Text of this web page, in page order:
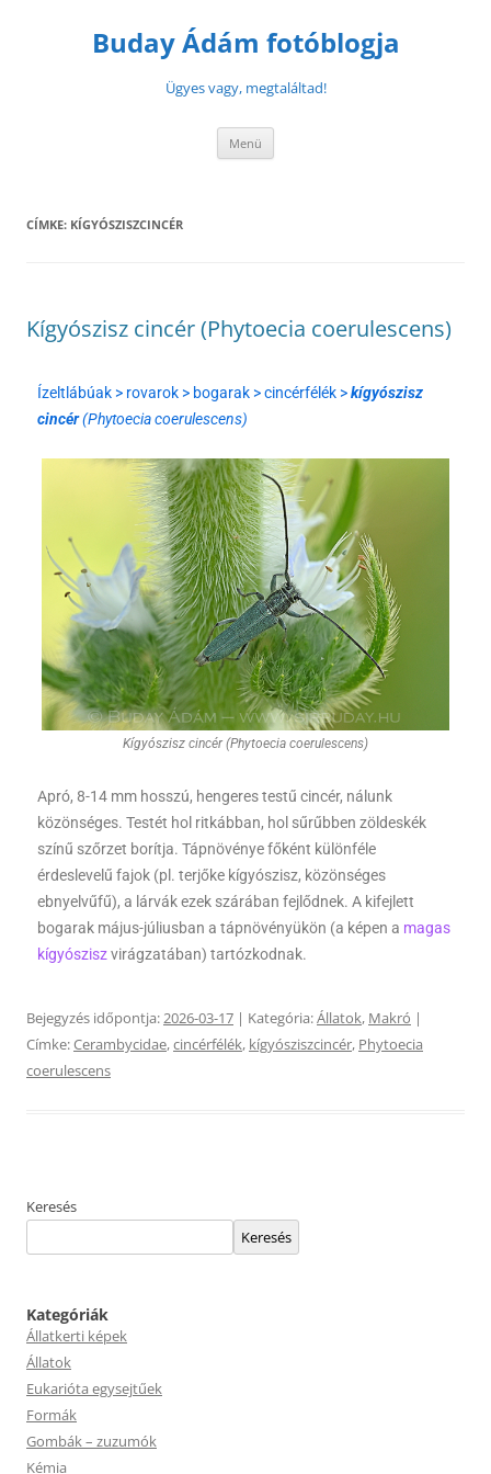
Buday Ádám fotóblogja
Ügyes vagy, megtaláltad!
Menü
CÍMKE: KÍGYÓSZISZCINCÉR
Kígyószisz cincér (Phytoecia coerulescens)
Ízeltlábúak > rovarok > bogarak > cincérfélék >kígyószisz
cincér(Phytoecia coerulescens)
Kígyószisz cincér (Phytoecia coerulescens)
Apró, 8-14 mm hosszú, hengeres testű cincér, nálunk
közönséges. Testét hol ritkábban, hol sűrűbben zöldeskék
színű szőrzet borítja. Tápnövénye főként különféle
érdeslevelű fajok (pl. terjőke kígyószisz, közönséges
ebnyelvűfű), a lárvák ezek szárában fejlődnek. A kifejlett
bogarak május-júliusban a tápnövényükön (a képen a magas
kígyósziszvirágzatában) tartózkodnak.
Bejegyzés időpontja:2026-03-17 | Kategória:Állatok, Makró |
Címke:Cerambycidae,cincérfélék, kígyósziszcincér, Phytoecia
coerulescens
Keresés
Keresés
Kategóriák
Állatkerti képek
Állatok
Eukarióta egysejtűek
Formák
Gombák – zuzumók
Kémia